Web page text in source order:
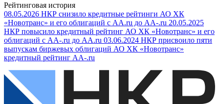
Рейтинговая история
08.05.2026 НКР снизило кредитные рейтинги АО ХК
«Новотранс» и его облигаций с AA.ru до AA-.ru 20.05.2025
НКР повысило кредитный рейтинг АО ХК «Новотранс» и его
облигаций с AA-.ru до AA.ru 03.06.2024 НКР присвоило пяти
выпускам биржевых облигаций АО ХК «Новотранс»
кредитный рейтинг AA-.ru